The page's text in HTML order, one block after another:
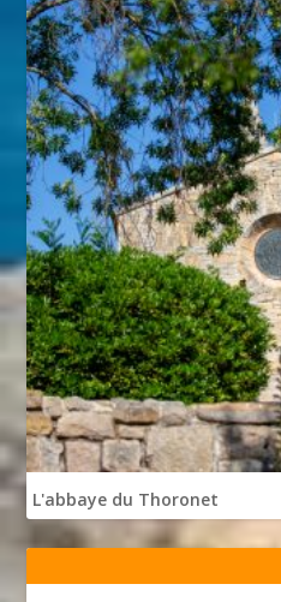
L'abbaye du Thoronet